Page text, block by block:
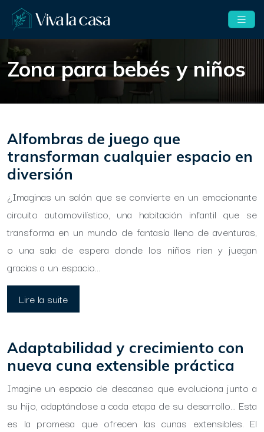
Zona para bebés y niños
Alfombras de juego que
transforman cualquier espacio en
diversión
¿Imaginas un salón que se convierte en un emocionante
circuito automovilístico, una habitación infantil que se
transforma en un mundo de fantasía lleno de aventuras,
o una sala de espera donde los niños ríen y juegan
gracias a un espacio…
Lire la suite
Adaptabilidad y crecimiento con
nueva cuna extensible práctica
Imagine un espacio de descanso que evoluciona junto a
su hijo, adaptándose a cada etapa de su desarrollo… Esta
es la promesa que ofrecen las cunas extensibles. El